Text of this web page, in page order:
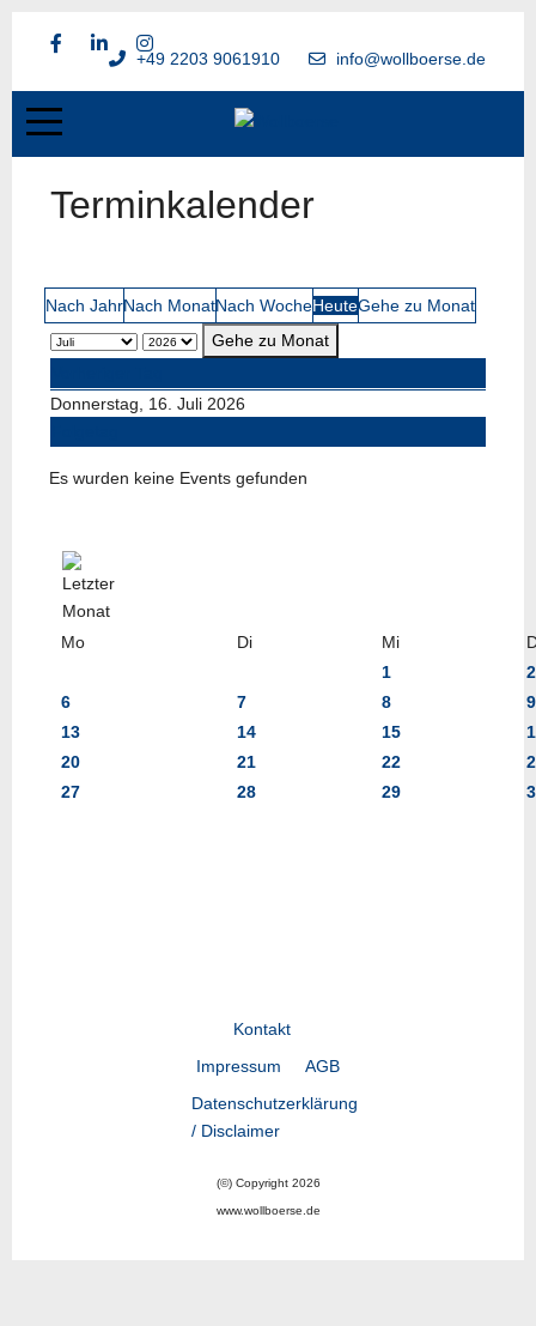
+49 2203 9061910 info@wollboerse.de
Terminkalender
Nach JahrNach MonatNach WocheHeuteGehe zu Monat
Gehe zu Monat
Donnerstag, 16. Juli 2026
Es wurden keine Events gefunden
Mo Di Mi
1
2
6
7 8
9
13
14 15
20
21 22
27
28 29
Kontakt
Impressum
AGB
Datenschutzerklärung
/ Disclaimer
(©) Copyright 2026
www.wollboerse.de